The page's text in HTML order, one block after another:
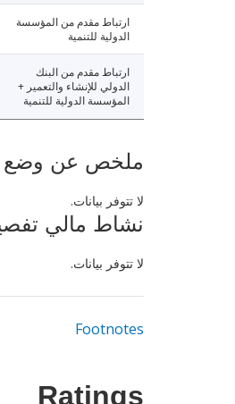
ارتباط مقدم من المؤسسة
الدولية للتنمية
ارتباط مقدم من البنك
الدولي للإنشاء والتعمير +
المؤسسة الدولية للتنمية
ملخص عن وضع
لا تتوفر بيانات.
نشاط مالي تفصيلي في
لا تتوفر بيانات.
Footnotes